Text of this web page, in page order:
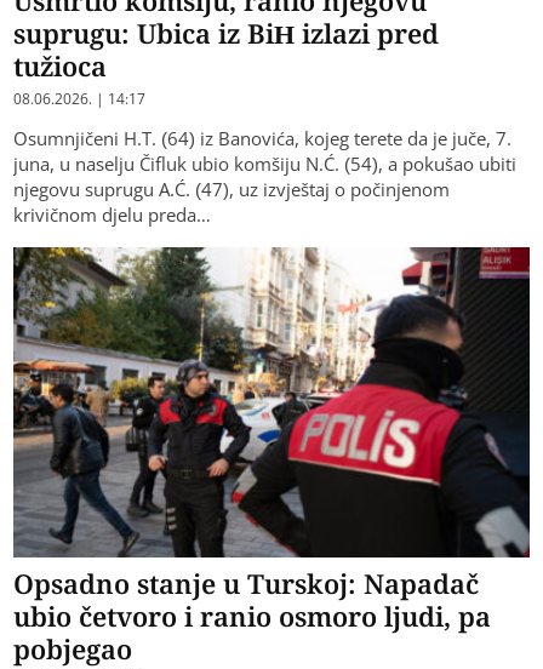
suprugu: Ubica iz BiH izlazi pred
tužioca
08.06.2026. | 14:17
Osumnjičeni H.T. (64) iz Banovića, kojeg terete da je juče, 7.
juna, u naselju Čifluk ubio komšiju N.Ć. (54), a pokušao ubiti
njegovu suprugu A.Ć. (47), uz izvještaj o počinjenom
krivičnom djelu preda…
Opsadno stanje u Turskoj: Napadač
ubio četvoro i ranio osmoro ljudi, pa
pobjegao